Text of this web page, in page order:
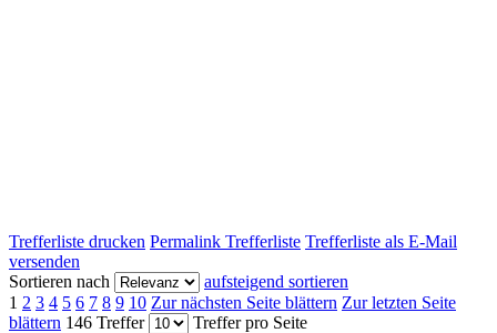
Trefferliste drucken Permalink Trefferliste Trefferliste als E-Mail
versenden
Sortieren nach
aufsteigend sortieren
1 2 3 4 5 6 7 8 9 10 Zur nächsten Seite blättern Zur letzten Seite
blättern 146 Treffer Treffer pro Seite